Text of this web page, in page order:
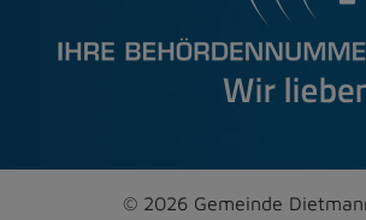
© 2026 Gemeinde